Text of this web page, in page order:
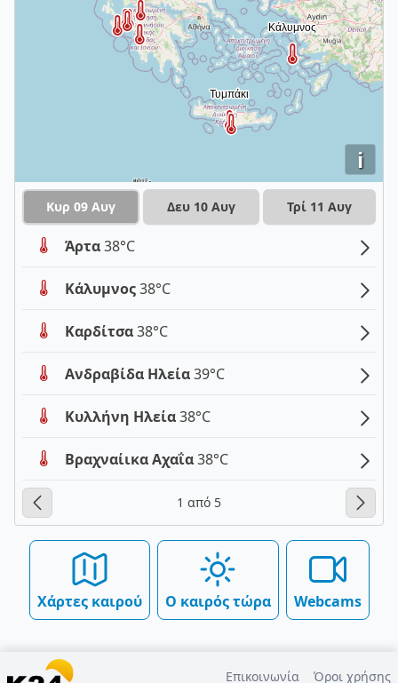
i
Κυρ 09 Αυγ Δευ 10 Αυγ Τρί 11 Αυγ
Άρτα38°C
Κάλυμνος38°C
Καρδίτσα38°C
Ανδραβίδα Ηλεία39°C
Κυλλήνη Ηλεία38°C
Βραχναίικα Αχαΐα38°C
1 από 5
Χάρτες καιρού Ο καιρός τώρα Webcams
Επικοινωνία Όροι χρήσης